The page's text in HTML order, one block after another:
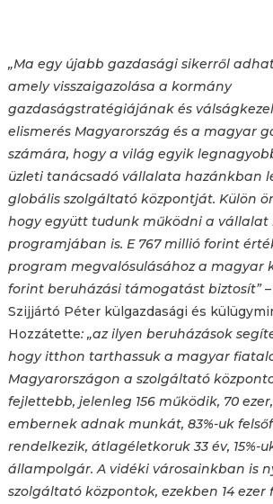
„Ma egy újabb gazdasági sikerről
amely visszaigazolása a kormány
gazdaságstratégiájának és
elismerés Magyarország és a magyar
számára, hogy a világ egyik
üzleti tanácsadó vállalata hazánkban
globális szolgáltató központját. Külön
hogy együtt tudunk működni a vállalat
programjában is. E 767 millió forint
program megvalósulásához a magyar
forint beruházási támogatást biztosít”
Szijjártó Péter külgazdasági és
Hozzátette: „az ilyen beruházások
hogy itthon tarthassuk a magyar
Magyarországon a szolgáltató
fejlettebb, jelenleg 156 működik, 70
embernek adnak munkát, 83%-uk
rendelkezik, átlagéletkoruk 33 év, 15%-
állampolgár. A vidéki városainkban is
szolgáltató központok, ezekben 14 ezer